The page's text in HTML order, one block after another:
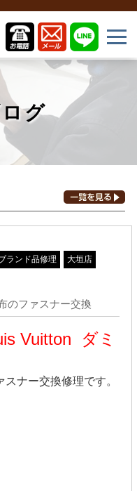
グ
ランド品修理 大垣店
のファスナー交換
Vuitton ダミ
スナー交換修理です。